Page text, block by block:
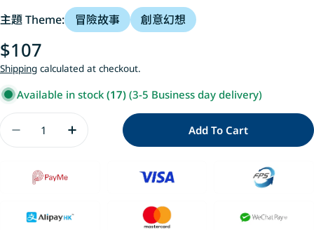
主題 Theme: 冒險故事 創意幻想
Regular
price
$107
Shipping calculated at checkout.
Available in stock (17) (3-5 Business day delivery)
Decrease Quantity For 怪傑佐羅力63：歡迎光臨恐
Increase Quantity For 怪傑佐羅力63：歡
Add To Cart